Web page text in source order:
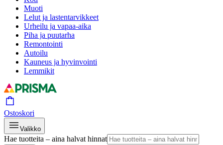
Muoti
Lelut ja lastentarvikkeet
Urheilu ja vapaa-aika
Piha ja puutarha
Remontointi
Autoilu
Kauneus ja hyvinvointi
Lemmikit
Ostoskori
Valikko
Hae tuotteita – aina halvat hinnat